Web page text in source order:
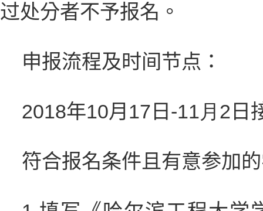
过处分者不予报名。
申报流程及时间节点：
2018年10月 17 日 -11月 2 日
符合报名条件且有意参加